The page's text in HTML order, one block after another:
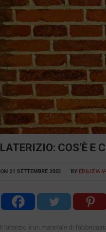
LATERIZIO: COS’È E
ON 21 SETTEMBRE 2023 BY EDILIZIA
Il laterizio è un materiale di